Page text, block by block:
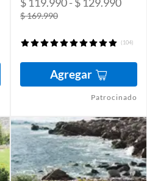
$ 119.990 - $ 129.990
$ 169.990
(104)
Agregar
Patrocinado